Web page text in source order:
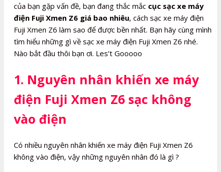
của bạn gặp vấn đề, bạn đang thắc mắc cục sạc xe máy
điện Fuji Xmen Z6 giá bao nhiêu, cách sạc xe máy điện
Fuji Xmen Z6 làm sao để được bền nhất. Bạn hãy cùng mình
tìm hiểu những gì về sạc xe máy điện Fuji Xmen Z6 nhé.
Nào bắt đầu thôi bạn ơi. Les’t Gooooo
1. Nguyên nhân khiến xe máy
điện Fuji Xmen Z6 sạc không
vào điện
Có nhiều nguyên nhân khiến xe máy điện Fuji Xmen Z6
không vào điện, vậy những nguyên nhân đó là gì ?